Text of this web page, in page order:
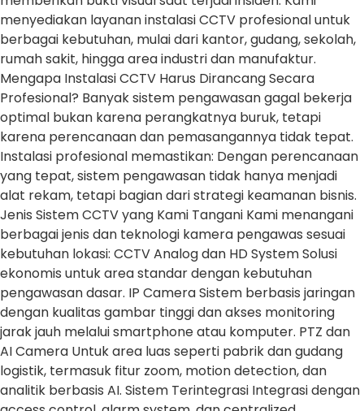
menyediakan layanan instalasi CCTV profesional untuk
berbagai kebutuhan, mulai dari kantor, gudang, sekolah,
rumah sakit, hingga area industri dan manufaktur.
Mengapa Instalasi CCTV Harus Dirancang Secara
Profesional? Banyak sistem pengawasan gagal bekerja
optimal bukan karena perangkatnya buruk, tetapi
karena perencanaan dan pemasangannya tidak tepat.
Instalasi profesional memastikan: Dengan perencanaan
yang tepat, sistem pengawasan tidak hanya menjadi
alat rekam, tetapi bagian dari strategi keamanan bisnis.
Jenis Sistem CCTV yang Kami Tangani Kami menangani
berbagai jenis dan teknologi kamera pengawas sesuai
kebutuhan lokasi: CCTV Analog dan HD System Solusi
ekonomis untuk area standar dengan kebutuhan
pengawasan dasar. IP Camera Sistem berbasis jaringan
dengan kualitas gambar tinggi dan akses monitoring
jarak jauh melalui smartphone atau komputer. PTZ dan
AI Camera Untuk area luas seperti pabrik dan gudang
logistik, termasuk fitur zoom, motion detection, dan
analitik berbasis AI. Sistem Terintegrasi Integrasi dengan